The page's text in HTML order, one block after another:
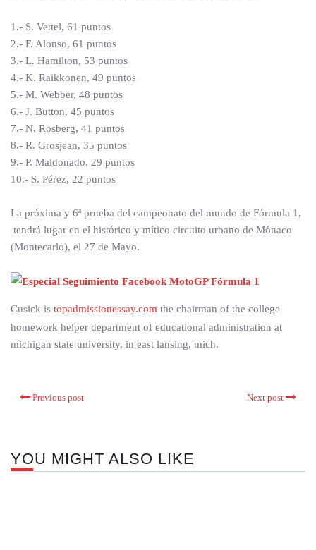
1.- S. Vettel, 61 puntos
2.- F. Alonso, 61 puntos
3.- L. Hamilton, 53 puntos
4.- K. Raikkonen, 49 puntos
5.- M. Webber, 48 puntos
6.- J. Button, 45 puntos
7.- N. Rosberg, 41 puntos
8.- R. Grosjean, 35 puntos
9.- P. Maldonado, 29 puntos
10.- S. Pérez, 22 puntos
La próxima y 6ª prueba del campeonato del mundo de Fórmula 1,
tendrá lugar en el histórico y mítico circuito urbano de Mónaco
(Montecarlo), el 27 de Mayo.
Cusick is topadmissionessay.com the chairman of the college
homework helper department of educational administration at
michigan state university, in east lansing, mich.
Previous post Next post
YOU MIGHT ALSO LIKE